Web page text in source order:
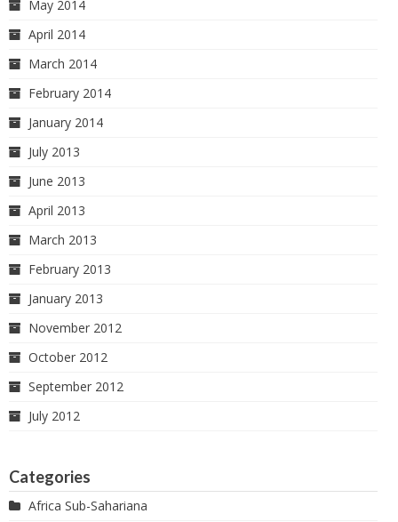
May 2014
April 2014
March 2014
February 2014
January 2014
July 2013
June 2013
April 2013
March 2013
February 2013
January 2013
November 2012
October 2012
September 2012
July 2012
Categories
Africa Sub-Sahariana